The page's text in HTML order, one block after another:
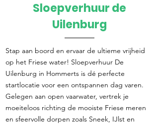
Direct reserveren
Sloepverhuur de
Uilenburg
Stap aan boord en ervaar de ultieme vrijheid
op het Friese water! Sloepverhuur De
Uilenburg in Hommerts is dé perfecte
startlocatie voor een ontspannen dag varen.
Gelegen aan open vaarwater, vertrek je
moeiteloos richting de mooiste Friese meren
en sfeervolle dorpen zoals Sneek, IJlst en